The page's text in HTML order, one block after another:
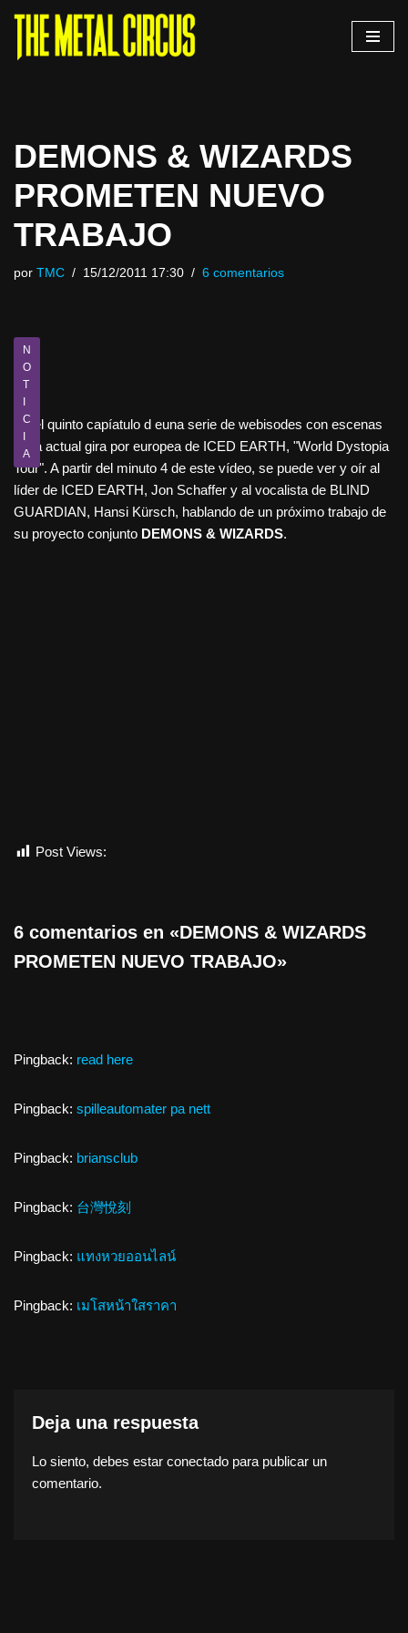
Saltar
DEMONS & WIZARDS
PROMETEN NUEVO
TRABAJO
por TMC 15/12/2011 17:30 6 comentarios
N
O
T
I
C
I
A
En el quinto capíatulo d euna serie de webisodes con escenas
de la actual gira por europea de ICED EARTH, "World Dystopia
Tour". A partir del minuto 4 de este vídeo, se puede ver y oír al
líder de ICED EARTH, Jon Schaffer y al vocalista de BLIND
GUARDIAN, Hansi Kürsch, hablando de un próximo trabajo de
su proyecto conjunto DEMONS & WIZARDS.
Post Views:
6 comentarios en «DEMONS & WIZARDS
PROMETEN NUEVO TRABAJO»
Pingback: read here
Pingback: spilleautomater pa nett
Pingback: briansclub
Pingback: 台灣悅刻
Pingback: แทงหวยออนไลน์
Pingback: เมโสหน้าใสราคา
Deja una respuesta
Lo siento, debes estar conectado para publicar un
comentario.